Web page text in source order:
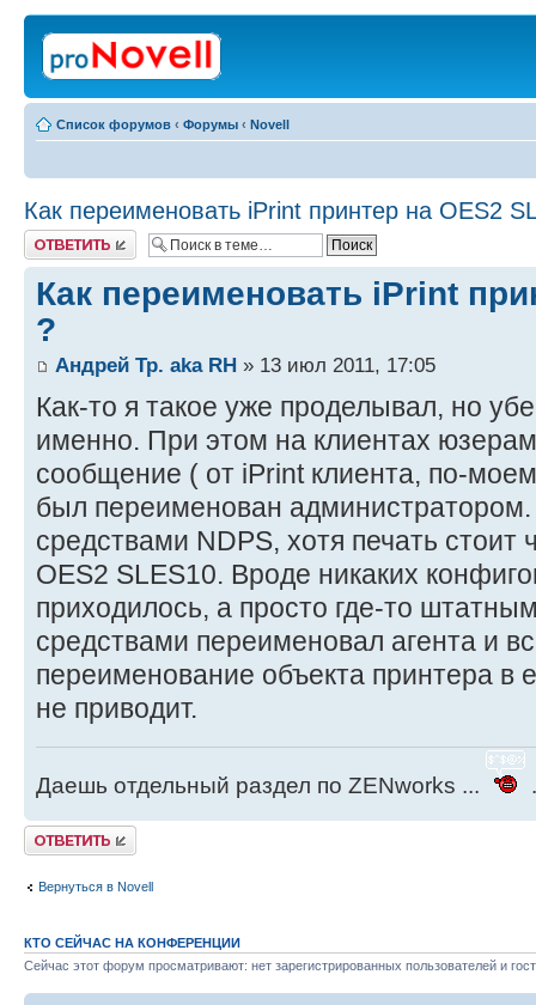
Список форумов ‹ Форумы ‹ Novell
Как переименовать iPrint принтер на OES2
Ответить
Как переименовать iPrint
?
Андрей Тр. aka RH » 13 июл 2011, 17:05
Как-то я такое уже проделывал, но
именно. При этом на клиентах
сообщение ( от iPrint клиента, по-
был переименован администратором.
средствами NDPS, хотя печать стоит
OES2 SLES10. Вроде никаких
приходилось, а просто где-то
средствами переименовал агента и
переименование объекта принтера
не приводит.
Даешь отдельный раздел по ZENworks ...
Ответить
Вернуться в Novell
КТО СЕЙЧАС НА КОНФЕРЕНЦИИ
Сейчас этот форум просматривают: нет зарегистрированных пользователей и